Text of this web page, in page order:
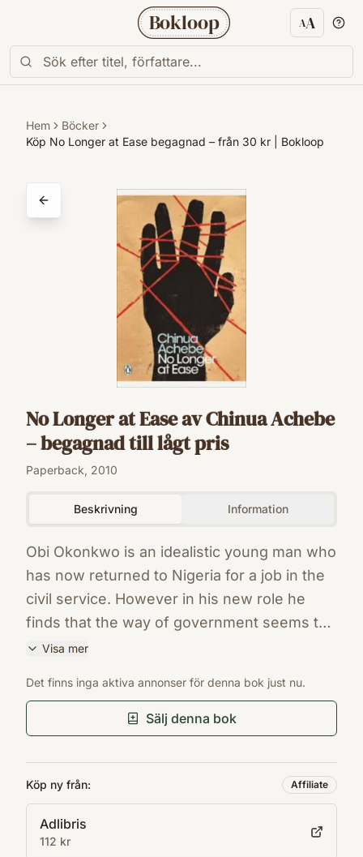
Bokloop AA
Hem
Böcker
Köp No Longer at Ease begagnad – från 30 kr | Bokloop
No Longer at Ease av Chinua Achebe
– begagnad till lågt pris
Paperback, 2010
Beskrivning Information
Obi Okonkwo is an idealistic young man who
has now returned to Nigeria for a job in the
civil service. However in his new role he
finds that the way of government seems to
be corruption. Obi manages to resist the
love with an unsuitable girl, he sinks further
into emotional and financial turmoil.
Visa mer
9780141191553
Penguin Books Limited
Utgivningsår
2010
Språk
en
Kategori
Det finns inga aktiva annonser för denna bok just nu.
Sälj denna bok
Köp ny från: Affiliate
Adlibris
112 kr